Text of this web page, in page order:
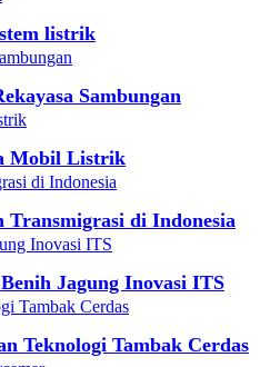
listrik
Sambungan
Mobil Listrik
Transmigrasi di Indonesia
Jagung Inovasi ITS
Teknologi Tambak Cerdas